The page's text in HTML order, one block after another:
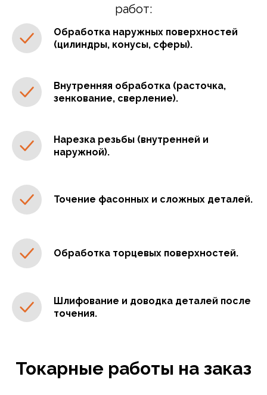
работ:
Обработка наружных поверхностей
(цилиндры, конусы, сферы).
Внутренняя обработка (расточка,
зенкование, сверление).
Нарезка резьбы (внутренней и
наружной).
Точение фасонных и сложных деталей.
Обработка торцевых поверхностей.
Шлифование и доводка деталей после
точения.
Токарные работы на заказ